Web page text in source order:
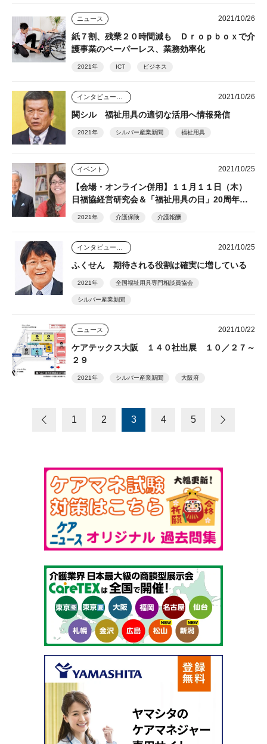
ニュース 2021/10/26
紙７割、残業２０時間減も Ｄｒｏｐｂｏｘで介
護事業のペーパーレス、業務効率化
2021年 ICT ビジネス
2021/10/26
関シル 福祉用具の適切な活用へ情報発信
2021年 シルバー産業新聞 福祉用具
イベント 2021/10/25
【会場・オンライン併用】１１月１１日（木）
日福協経営研究会＆「福祉用具の日」20周年式
2021年 介護保険 介護報酬
2021/10/25
ふくせん 期待される役割は確実に増している
2021年 全国福祉用具専門相談員協会
シルバー産業新聞
ニュース 2021/10/22
ケアテックス大阪 １４０社出展 １０／２７～
２９
2021年 シルバー産業新聞 大阪府
1 2 3 4 5